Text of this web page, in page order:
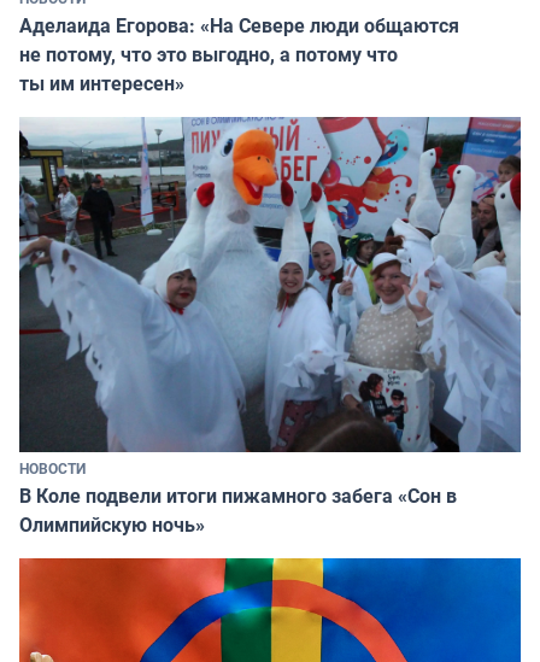
Аделаида Егорова: «На Севере люди общаются
не потому, что это выгодно, а потому что
ты им интересен»
НОВОСТИ
В Коле подвели итоги пижамного забега «Сон в
Олимпийскую ночь»